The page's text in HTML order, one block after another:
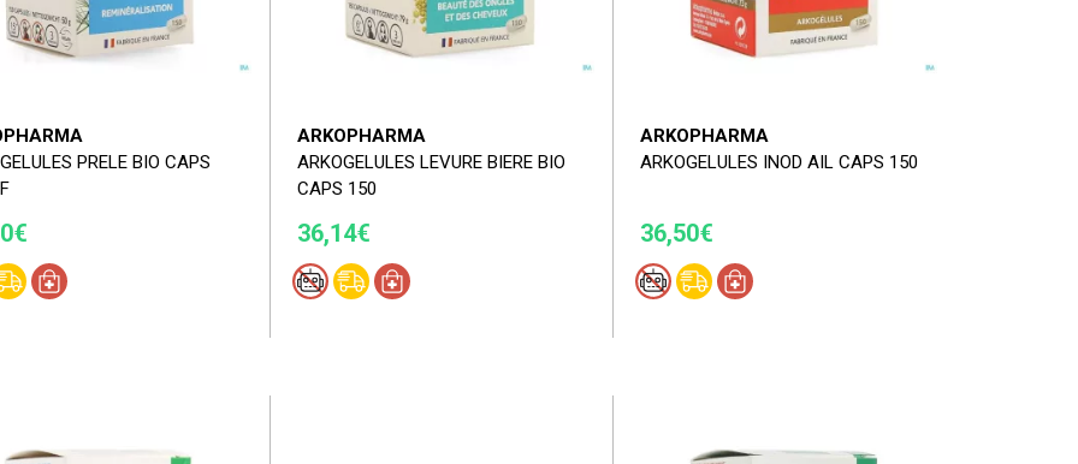
PRELE BIO CAPS
ARKOPHARMA
ARKOGELULES LEVURE BIERE BIO
CAPS 150
36,14€
ARKOPHARMA
ARKOGELULES INOD AIL CAPS 150
36,50€